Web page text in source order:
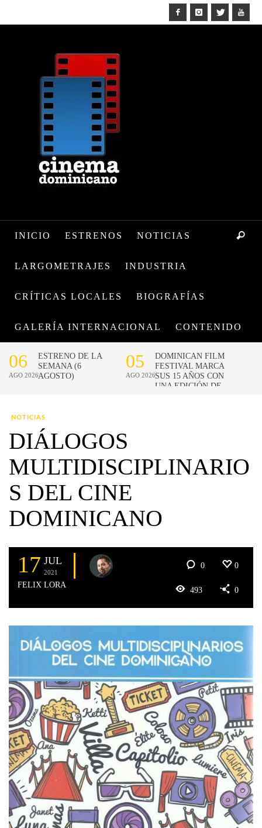
INICIO ESTRENOS NOTICIAS
LARGOMETRAJES INDUSTRIA
CRÍTICAS LOCALES BIOGRAFÍAS
GALERÍA INTERNACIONAL CONTENIDO
NOTICIAS
DIÁLOGOS
MULTIDISCIPLINARIO
S DEL CINE
DOMINICANO
17 JUL
2021
FELIX LORA
0 0
493 0